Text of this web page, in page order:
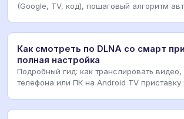
(Google, TV, код), пошаговый алгоритм
Как смотреть по DLNA со смарт
полная настройка
Подробный гид: как транслировать
телефона или ПК на Android TV приставку